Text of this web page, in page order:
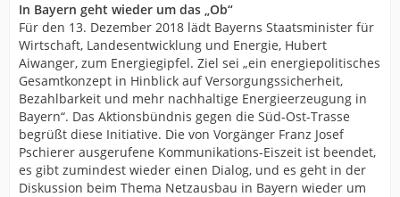
In Bayern geht wieder um das „Ob“
Für den 13. Dezember 2018 lädt Bayerns Staatsminister für
Wirtschaft, Landesentwicklung und Energie, Hubert
Aiwanger, zum Energiegipfel. Ziel sei „ein energiepolitisches
Gesamtkonzept in Hinblick auf Versorgungssicherheit,
Bezahlbarkeit und mehr nachhaltige Energieerzeugung in
Bayern“. Das Aktionsbündnis gegen die Süd-Ost-Trasse
begrüßt diese Initiative. Die von Vorgänger Franz Josef
Pschierer ausgerufene Kommunikations-Eiszeit ist beendet,
es gibt zumindest wieder einen Dialog, und es geht in der
Diskussion beim Thema Netzausbau in Bayern wieder um